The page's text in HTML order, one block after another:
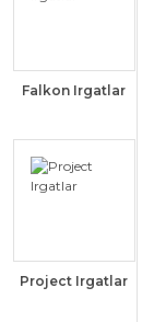
Falkon Irgatlar
Project Irgatlar